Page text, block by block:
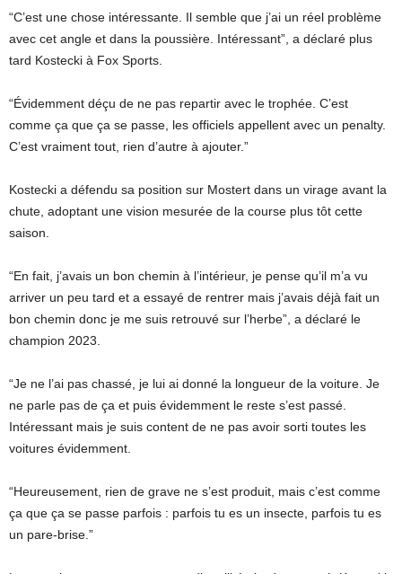
“C’est une chose intéressante. Il semble que j’ai un réel problème
avec cet angle et dans la poussière. Intéressant”, a déclaré plus
tard Kostecki à Fox Sports.
“Évidemment déçu de ne pas repartir avec le trophée. C’est
comme ça que ça se passe, les officiels appellent avec un penalty.
C’est vraiment tout, rien d’autre à ajouter.”
Kostecki a défendu sa position sur Mostert dans un virage avant la
chute, adoptant une vision mesurée de la course plus tôt cette
saison.
“En fait, j’avais un bon chemin à l’intérieur, je pense qu’il m’a vu
arriver un peu tard et a essayé de rentrer mais j’avais déjà fait un
bon chemin donc je me suis retrouvé sur l’herbe”, a déclaré le
champion 2023.
“Je ne l’ai pas chassé, je lui ai donné la longueur de la voiture. Je
ne parle pas de ça et puis évidemment le reste s’est passé.
Intéressant mais je suis content de ne pas avoir sorti toutes les
voitures évidemment.
“Heureusement, rien de grave ne s’est produit, mais c’est comme
ça que ça se passe parfois : parfois tu es un insecte, parfois tu es
un pare-brise.”